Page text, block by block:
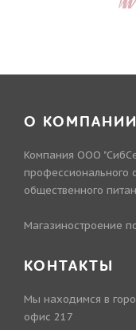
О КОМПАНИИ
Компания ООО
профессионального
общественного
Магазиностроение
КОНТАКТЫ
Мы находимся в
офис 217